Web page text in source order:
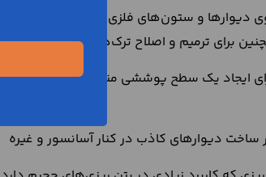
روی دیوارها و ستون‌های فلزی و بتنی که
برای ترمیم و اصلاح ترک‌ها نیز استفاده
ایجاد یک سطح پوششی مناسب برای تاسیسات
ساخت دیوارهای کاذب در کنار آسانسور و غیره